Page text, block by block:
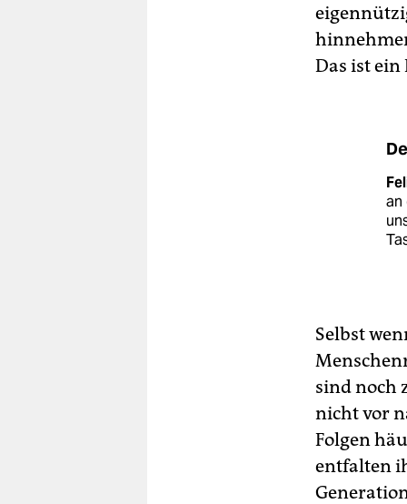
Das ist ein
an
Selbst
sind noch
nicht vor
Folgen
entfalten